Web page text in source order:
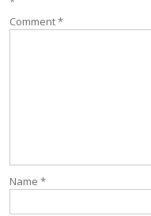
Comment*
Name *